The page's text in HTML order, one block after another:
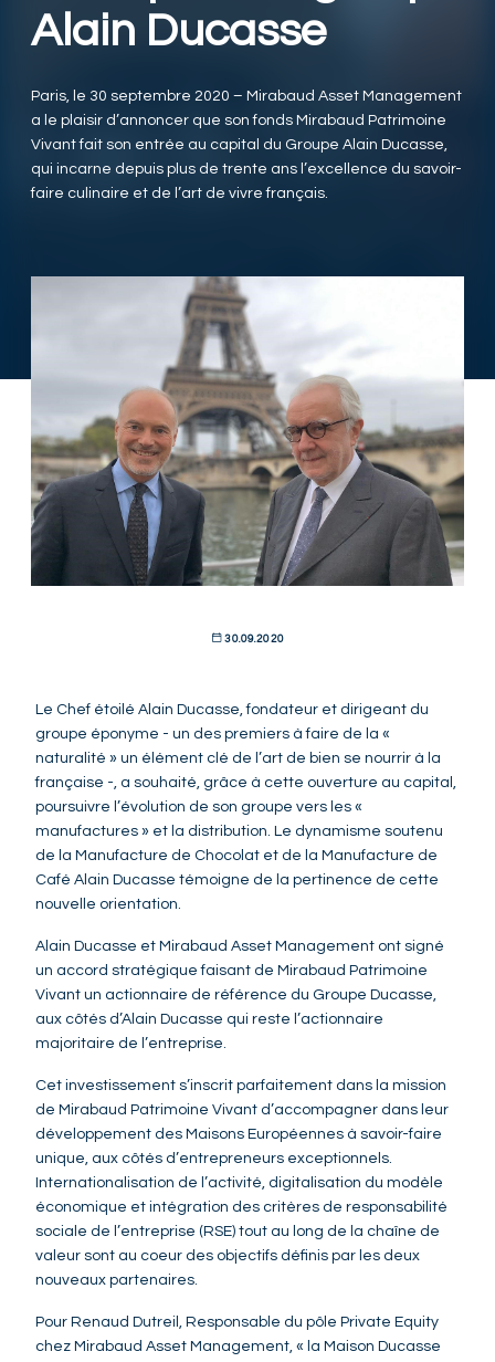
Alain Ducasse
Paris, le 30 septembre 2020 – Mirabaud Asset Management
a le plaisir d’annoncer que son fonds Mirabaud Patrimoine
Vivant fait son entrée au capital du Groupe Alain Ducasse,
qui incarne depuis plus de trente ans l’excellence du savoir-
faire culinaire et de l’art de vivre français.
30.09.2020
Le Chef étoilé Alain Ducasse, fondateur et dirigeant du
groupe éponyme - un des premiers à faire de la «
naturalité » un élément clé de l’art de bien se nourrir à la
française -, a souhaité, grâce à cette ouverture au capital,
poursuivre l’évolution de son groupe vers les «
manufactures » et la distribution. Le dynamisme soutenu
de la Manufacture de Chocolat et de la Manufacture de
Café Alain Ducasse témoigne de la pertinence de cette
nouvelle orientation.
Alain Ducasse et Mirabaud Asset Management ont signé
un accord stratégique faisant de Mirabaud Patrimoine
Vivant un actionnaire de référence du Groupe Ducasse,
aux côtés d’Alain Ducasse qui reste l’actionnaire
majoritaire de l’entreprise.
Cet investissement s’inscrit parfaitement dans la mission
de Mirabaud Patrimoine Vivant d’accompagner dans leur
développement des Maisons Européennes à savoir-faire
unique, aux côtés d’entrepreneurs exceptionnels.
Internationalisation de l’activité, digitalisation du modèle
économique et intégration des critères de responsabilité
sociale de l’entreprise (RSE) tout au long de la chaîne de
valeur sont au coeur des objectifs définis par les deux
nouveaux partenaires.
Pour Renaud Dutreil, Responsable du pôle Private Equity
chez Mirabaud Asset Management, « la Maison Ducasse